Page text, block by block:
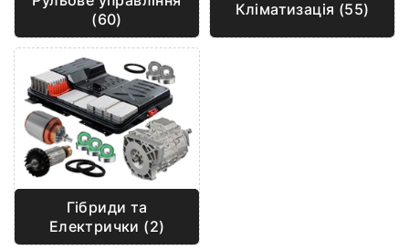
(60)
Кліматизація (55)
Гібриди та
Електрички (2)